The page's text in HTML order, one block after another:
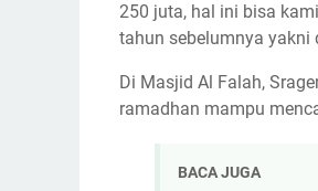
250 juta, hal ini bisa
tahun sebelumnya yakni
Di Masjid Al Falah,
ramadhan mampu
BACA JUGA